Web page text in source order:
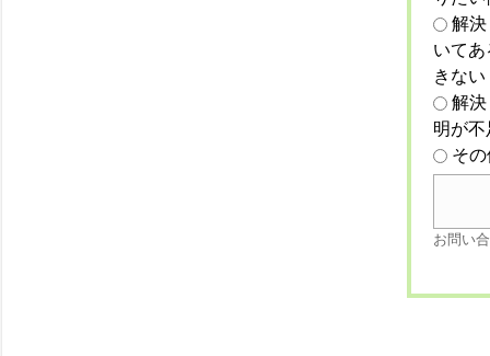
解
いて
きない
解
明が
そ
お問い